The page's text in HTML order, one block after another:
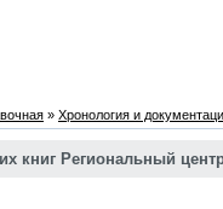
» Хронология и
книг Региональный